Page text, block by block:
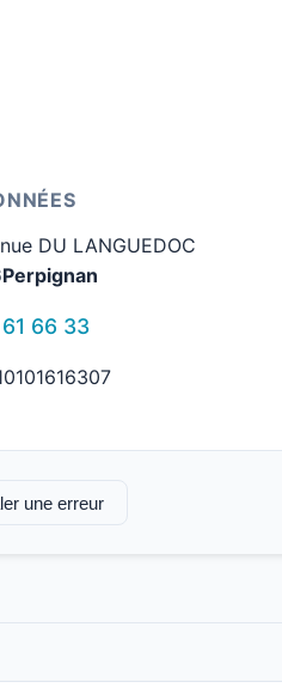
DU LANGUEDOC
66 33
une erreur